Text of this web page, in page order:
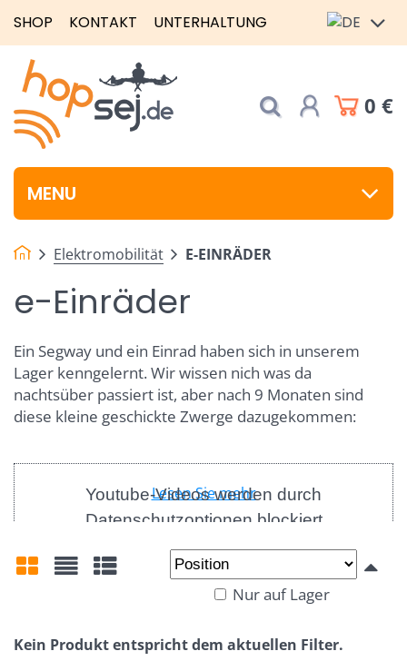
SHOP KONTAKT UNTERHALTUNG
0 €
MENU
Elektromobilität E-EINRÄDER
e-Einräder
Ein Segway und ein Einrad haben sich in unserem
Lager kenngelernt. Wir wissen nich was da
nachtsüber passiert ist, aber nach 9 Monaten sind
diese kleine geschickte Zwerge dazugekommen:
Youtube-Videos werden durch
Datenschutzoptionen blockiert
Möchten Sie ein Youtube-Video laden?
Einmal zulassen
Immer zulassen - mit Cookie-Typ
Lesen Sie mehr
Nur auf Lager